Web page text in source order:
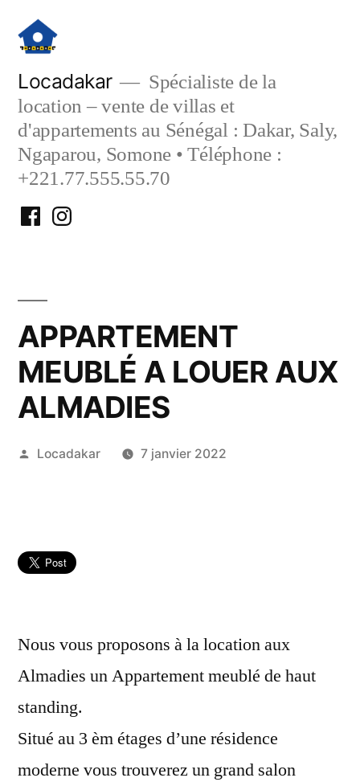
contenu
Locadakar
Spécialiste de la
location – vente de villas et
d'appartements au Sénégal : Dakar, Saly,
Ngaparou, Somone • Téléphone :
+221.77.555.55.70
FacebookInstagram
APPARTEMENT
MEUBLÉ A LOUER AUX
ALMADIES
Publié
Locadakar 7 janvier 2022
Nous vous proposons à la location aux
Almadies un Appartement meublé de haut
standing.
Situé au 3 èm étages d’une résidence
moderne vous trouverez un grand salon